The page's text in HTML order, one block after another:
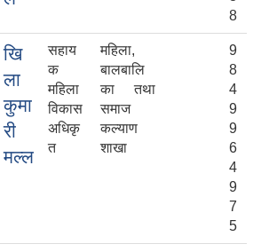
8
खि
ला
कुमा
री
मल्ल
सहाय
क
महिला
विकास
अधिकृ
त
महिला,
बालबालि
का तथा
समाज
कल्याण
शाखा
9
8
4
9
9
6
4
9
7
5